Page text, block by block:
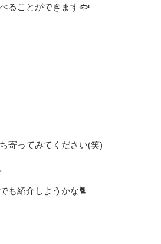
ることができます🐟
寄ってみてください(笑)
も紹介しようかな🐈